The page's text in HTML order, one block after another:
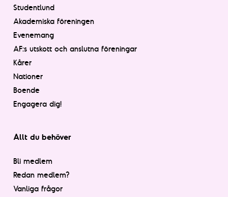
Studentlund
Akademiska föreningen
Evenemang
AF:s utskott och anslutna föreningar
Kårer
Nationer
Boende
Engagera dig!
Allt du behöver
Bli medlem
Redan medlem?
Vanliga frågor